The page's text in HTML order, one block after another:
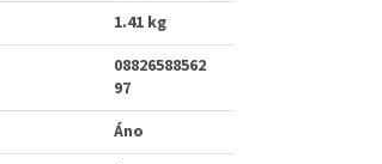
1.41 kg
08826588562
97
Áno